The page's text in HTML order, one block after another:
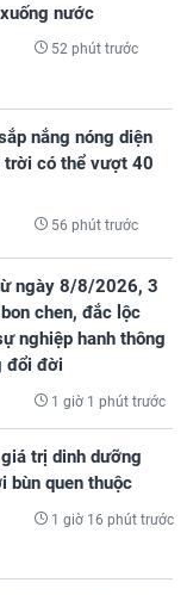
nước
52 phút trước
nắng nóng diện
trời có thể vượt 40
56 phút trước
ngày 8/8/2026, 3
chen, đắc lộc
nghiệp hanh thông
đổi đời
1 giờ 1 phút trước
trị dinh dưỡng
bùn quen thuộc
1 giờ 16 phút trước